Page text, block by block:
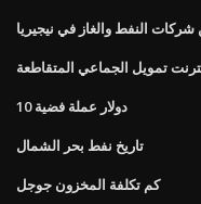
شركات النفط والغاز في نيجيريا
تمويل الجماعي المتقاطعة
10 دولار عملة فضية
تاريخ نفط بحر الشمال
كم تكلفة المخزون جوجل